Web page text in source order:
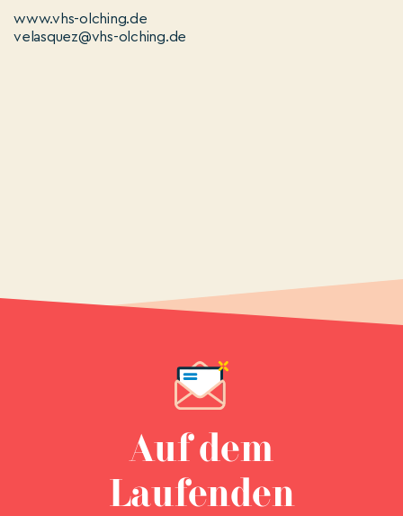
www.vhs-olching.de
velasquez@vhs-olching.de
Auf dem
Laufenden